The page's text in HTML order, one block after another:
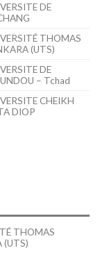
DE
THOMAS
(UTS)
DE
– Tchad
CHEIKH
DIOP
THOMAS
(UTS)